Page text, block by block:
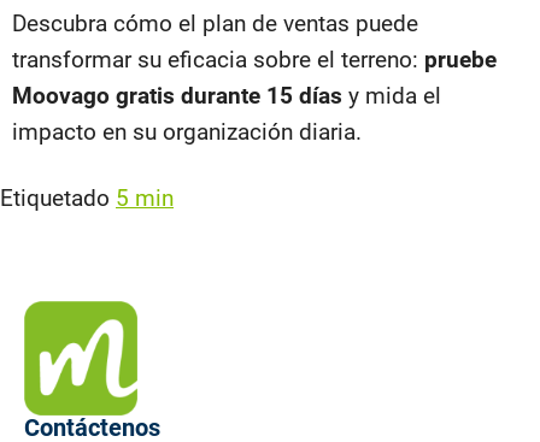
Descubra cómo el plan de ventas puede
transformar su eficacia sobre el terreno: pruebe
Moovago gratis durante 15 días y mida el
impacto en su organización diaria.
Etiquetado 5 min
Contáctenos